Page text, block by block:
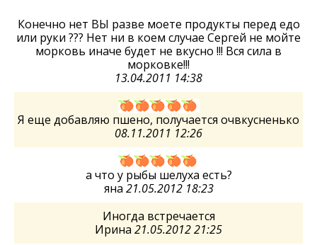
Конечно нет ВЫ разве моете продукты перед едо
или руки ??? Нет ни в коем случае Сергей не мойте
морковь иначе будет не вкусно !!! Вся сила в
морковке!!!
13.04.2011 14:38
Я еще добавляю пшено, получается очвкусненько
08.11.2011 12:26
а что у рыбы шелуха есть?
яна 21.05.2012 18:23
Иногда встречается
Ирина 21.05.2012 21:25